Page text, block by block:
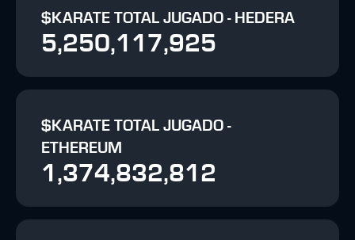
$KARATE TOTAL JUGADO - HEDERA
5,250,117,925
$KARATE TOTAL JUGADO -
ETHEREUM
1,374,832,812